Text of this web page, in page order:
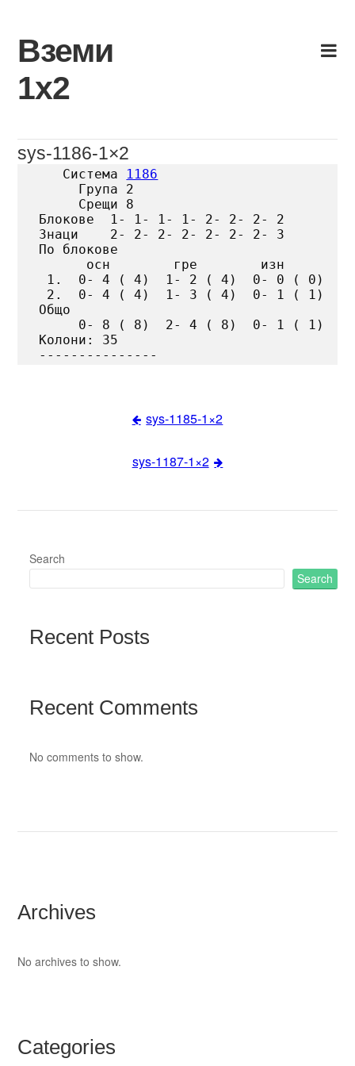
content
Вземи
1х2
sys-1186-1×2
   Система
1186
     Група 2
     Срещи 8
Блокове  1- 1- 1- 1- 2- 2- 2- 2
Знаци    2- 2- 2- 2- 2- 2- 2- 3
По блокове
      осн        гре        изн
1.  0- 4 ( 4)  1- 2 ( 4)  0- 0 ( 0)
2.  0- 4 ( 4)  1- 3 ( 4)  0- 1 ( 1)
Общо
     0- 8 ( 8)  2- 4 ( 8)  0- 1 ( 1)
Колони: 35
sys-1185-1×2
sys-1187-1×2
Search
Search
Recent Posts
Recent Comments
No comments to show.
Archives
No archives to show.
Categories